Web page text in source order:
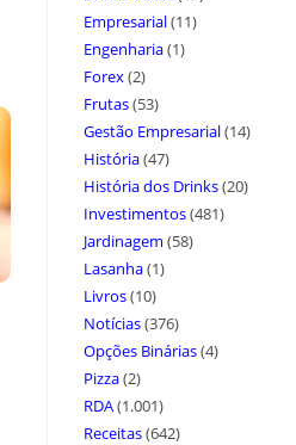
Empresarial(11)
Engenharia(1)
Forex(2)
Frutas(53)
Gestão Empresarial(14)
História(47)
História dos Drinks(20)
Investimentos(481)
Jardinagem (58)
Lasanha(1)
Livros(10)
Notícias(376)
Opções Binárias(4)
Pizza(2)
RDA(1.001)
Receitas(642)